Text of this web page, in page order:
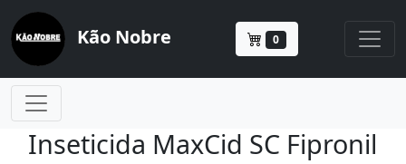
Kão Nobre 0
Inseticida MaxCid SC Fipronil